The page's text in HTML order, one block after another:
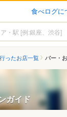
食べログに
行ったお店一覧 バー・
ガイド